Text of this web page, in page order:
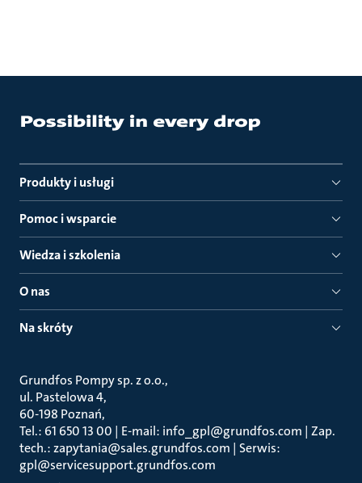
Produkty i usługi
Pomoc i wsparcie
Wiedza i szkolenia
O nas
Na skróty
Grundfos Pompy sp. z o.o.
ul. Pastelowa 4
60-198 Poznań
Tel.: 61 650 13 00 | E-mail: info_gpl@grundfos.com | Zap.
tech.: zapytania@sales.grundfos.com | Serwis:
gpl@servicesupport.grundfos.com